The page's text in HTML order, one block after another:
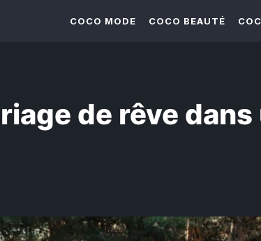
COCO MODE COCO BEAUTÉ
de rêve dans